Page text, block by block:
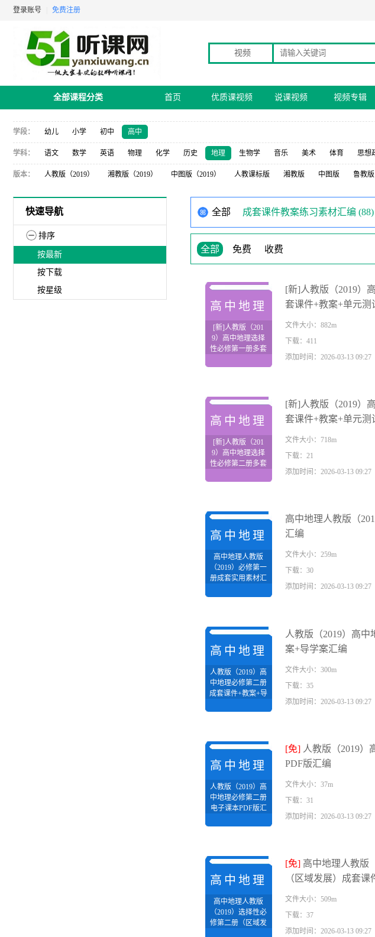
登录账号 免费注册
视频
全部课程分类 首页 优质课视频 说课视频 视频专辑
学段： 幼儿 小学 初中 高中
学科： 语文 数学 英语 物理 化学 历史 地理 生物学 音乐 美术 体育 思想
版本： 人教版（2019） 湘教版（2019） 中图版（2019） 人教课标版 湘教版 中图版 鲁教版
快速导航
排序
按最新
按下载
按星级
全部 成套课件教案练习素材汇编 (88)
全部 免费 收费
高中地理
[新]人教版（201
9）高中地理选择
性必修第一册多套
[新]人教版（2019）
套课件+教案+单元
文件大小：882m
下载：411
添加时间：2026-03-13 09:27
高中地理
[新]人教版（201
9）高中地理选择
性必修第二册多套
[新]人教版（2019）
套课件+教案+单元
文件大小：718m
下载：21
添加时间：2026-03-13 09:27
高中地理
高中地理人教版
（2019）必修第一
册成套实用素材汇
高中地理人教版（
汇编
文件大小：259m
下载：30
添加时间：2026-03-13 09:27
高中地理
人教版（2019）高
中地理必修第二册
成套课件+教案+导
人教版（2019）高
案+导学案汇编
文件大小：300m
下载：35
添加时间：2026-03-13 09:27
高中地理
人教版（2019）高
中地理必修第二册
电子课本PDF版汇
[免] 人教版（2019）
PDF版汇编
文件大小：37m
下载：31
添加时间：2026-03-13 09:27
高中地理
高中地理人教版
（2019）选择性必
修第二册（区域发
[免] 高中地理人教版
（区域发展）成套课
文件大小：509m
下载：37
添加时间：2026-03-13 09:27